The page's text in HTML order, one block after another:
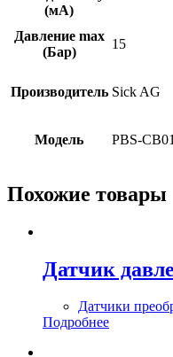
(мА)
Давление max
(Бар)
15
Производитель Sick AG
Модель PBS-
Похожие товары
Датчик
Датчики
Подробнее